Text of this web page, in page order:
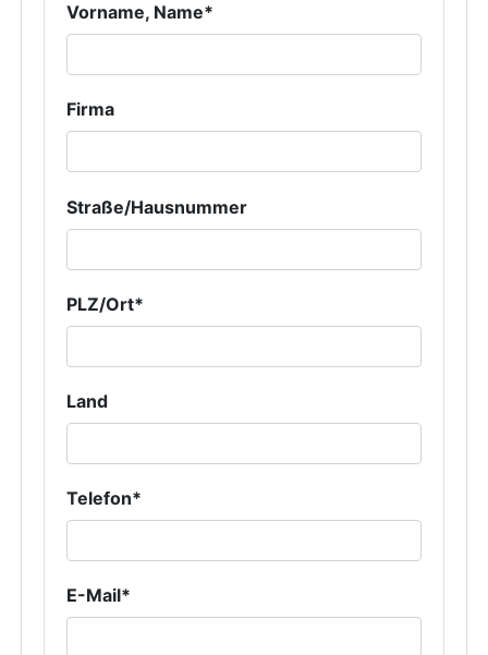
Vorname, Name*
Firma
Straße/Hausnummer
PLZ/Ort*
Land
Telefon*
E-Mail*